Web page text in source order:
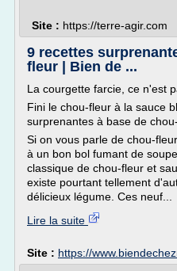
Site : https://terre-agir.com
9 recettes
fleur | Bien de ...
La courgette farcie, ce n'est
Fini le chou-fleur à la sauce
surprenantes à base de
Si on vous parle de chou-
à un bon bol fumant de
classique de chou-fleur et
existe pourtant tellement
délicieux légume. Ces neuf...
Lire la suite
Site : https://